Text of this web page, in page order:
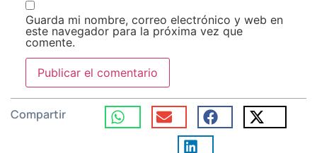
Guarda mi nombre, correo electrónico y web en
este navegador para la próxima vez que
comente.
Compartir